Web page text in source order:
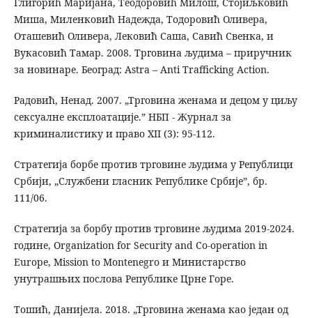
Глигорић Маријана, Теодоровић Милош, Стојиљковић
Миша, Миленковић Надежда, Тодоровић Оливера,
Оташевић Оливера, Лековић Саша, Савић Свенка, и
Вукасовић Тамар. 2008. Трговина људима – приручник
за новинаре. Београд: Astra – Anti Trafficking Action.
Радовић, Ненад. 2007. „Трговина женама и децом у циљу
сексуалне експлоатације.” НБП - Журнал за
криминалистику и право XII (3): 95-112.
Стратегија борбе против трговине људима у Републици
Србији, „Службени гласник Републике Србије”, бр.
111/06.
Стратегија за борбу против трговине људима 2019-2024.
године, Organization for Security and Co-operation in
Europe, Mission to Montenegro и Министарство
унутрашњих послова Републике Црне Горе.
Тошић, Данијела. 2018. „Трговина женама као један од